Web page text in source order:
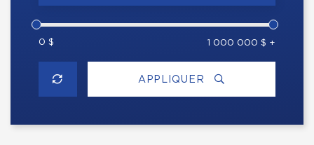
0 $ 1 000 000 $ +
APPLIQUER